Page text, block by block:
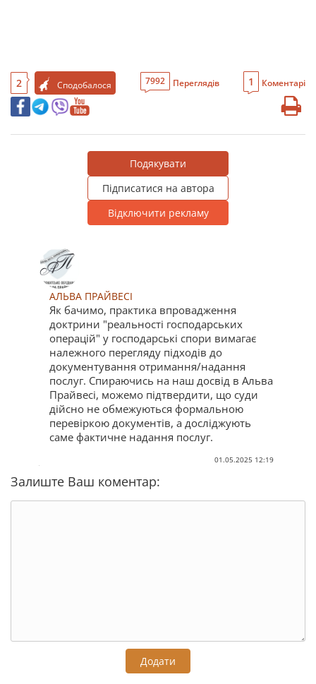
2 Сподобалося 7992 Переглядів 1 Коментарі
Подякувати
Підписатися на автора
Відключити рекламу
АЛЬВА ПРАЙВЕСІ
Як бачимо, практика впровадження
доктрини "реальності господарських
операцій" у господарські спори вимагає
належного перегляду підходів до
документування отримання/надання
послуг. Спираючись на наш досвід в Альва
Прайвесі, можемо підтвердити, що суди
дійсно не обмежуються формальною
перевіркою документів, а досліджують
саме фактичне надання послуг.
01.05.2025 12:19
Залиште Ваш коментар:
Додати